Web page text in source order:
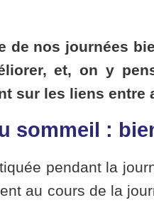
nos journées
et, on y
sur les liens
sommeil :
pendant la
au cours de la